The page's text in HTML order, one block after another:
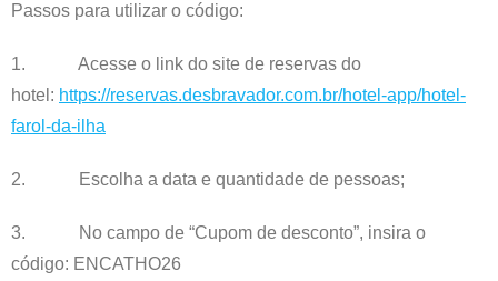
Passos para utilizar o código:
1. Acesse o link do site de reservas do
hotel: https://reservas.desbravador.com.br/hotel-app/hotel-
farol-da-ilha
2. Escolha a data e quantidade de pessoas;
3. No campo de “Cupom de desconto”, insira o
código: ENCATHO26